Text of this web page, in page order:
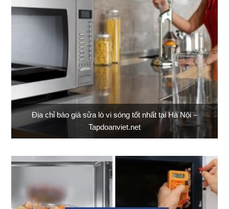
Địa chỉ báo giá sửa lò vi sóng tốt nhất tại Hà Nội –
Tapdoanviet.net